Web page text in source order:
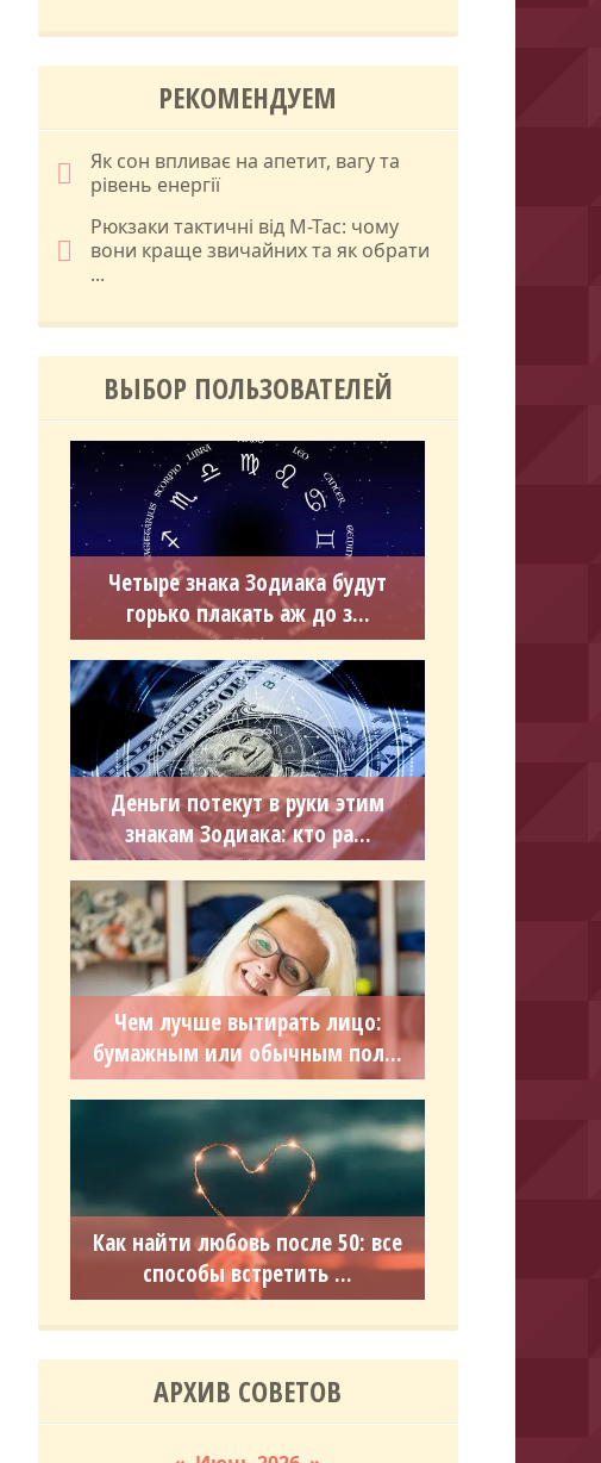
РЕКОМЕНДУЕМ
Як сон впливає на апетит, вагу та
рівень енергії
Рюкзаки тактичні від M-Tac: чому
вони краще звичайних та як обрати
...
ВЫБОР ПОЛЬЗОВАТЕЛЕЙ
Четыре знака Зодиака будут
горько плакать аж до з...
Деньги потекут в руки этим
знакам Зодиака: кто ра...
Чем лучше вытирать лицо:
бумажным или обычным пол...
Как найти любовь после 50: все
способы встретить ...
АРХИВ СОВЕТОВ